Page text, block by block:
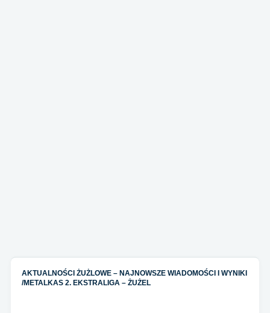
AKTUALNOŚCI ŻUŻLOWE – NAJNOWSZE WIADOMOŚCI I WYNIKI
/METALKAS 2. EKSTRALIGA – ŻUŻEL